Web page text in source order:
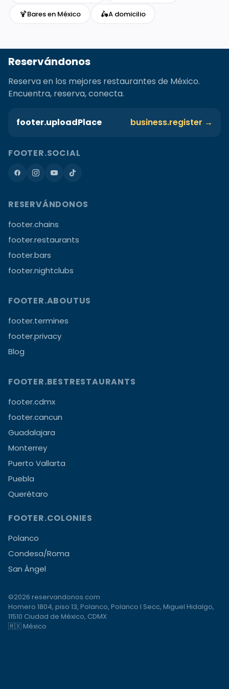
🍹Bares en México 🛵A domicilio
Reservándonos
Reserva en los mejores restaurantes de México.
Encuentra, reserva, conecta.
footer.uploadPlace business.register →
FOOTER.SOCIAL
RESERVÁNDONOS
footer.chains
footer.restaurants
footer.bars
footer.nightclubs
FOOTER.ABOUTUS
footer.termines
footer.privacy
Blog
FOOTER.BESTRESTAURANTS
footer.cdmx
footer.cancun
Guadalajara
Monterrey
Puerto Vallarta
Puebla
Querétaro
FOOTER.COLONIES
Polanco
Condesa/Roma
San Ángel
©2026 reservandonos.com
Homero 1804, piso 13, Polanco, Polanco I Secc, Miguel Hidalgo,
11510 Ciudad de México, CDMX
🇲🇽 México